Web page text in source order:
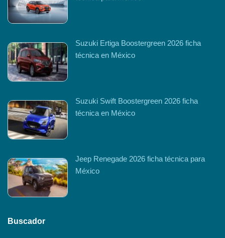
Suzuki Ertiga Boostergreen 2026 ficha
técnica en México
Suzuki Swift Boostergreen 2026 ficha
técnica en México
Jeep Renegade 2026 ficha técnica para
México
Buscador